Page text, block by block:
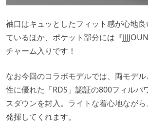
袖口はキュッとしたフィット感が心地
ているほか、ポケット部分には『
チャーム入りです！
なお今回のコラボモデルでは、両モデ
性に優れた「RDS」認証の800フィルパ
スダウンを封入。ライトな着心地なが
発揮してくれます。